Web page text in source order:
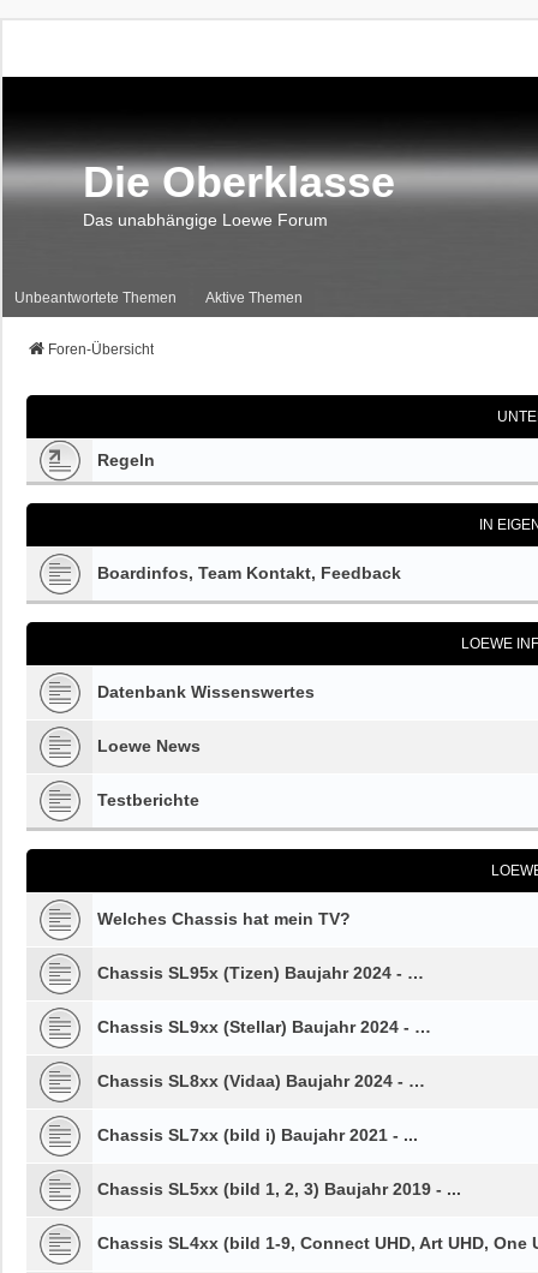
Die Oberklasse
Das unabhängige Loewe Forum
Unbeantwortete Themen Aktive Themen
Foren-Übersicht
Regeln
IN
Boardinfos, Team Kontakt, Feedback
LOEWE
Datenbank Wissenswertes
Loewe News
Testberichte
Welches Chassis hat mein TV?
Chassis SL95x (Tizen) Baujahr 2024 - …
Chassis SL9xx (Stellar) Baujahr 2024 - …
Chassis SL8xx (Vidaa) Baujahr 2024 - …
Chassis SL7xx (bild i) Baujahr 2021 - ...
Chassis SL5xx (bild 1, 2, 3) Baujahr 2019 - ...
Chassis SL4xx (bild 1-9, Connect UHD, Art UHD, One